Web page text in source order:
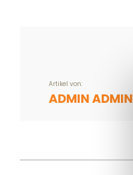
Artikel von:
ADMIN ADMIN